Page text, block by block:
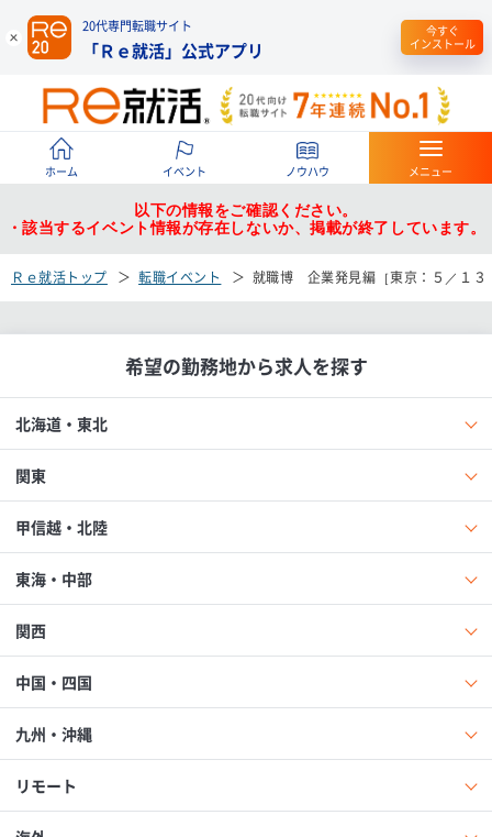
20代専門転職サイト
「Ｒｅ就活」公式アプリ
今すぐ
インストール
ホーム イベント ノウハウ メニュー
以下の情報をご確認ください。
・該当するイベント情報が存在しないか、掲載が終了しています。
Ｒｅ就活トップ 転職イベント 就職博 企業発見編［東京：５／１３
希望の勤務地から求人を探す
北海道・東北
関東
甲信越・北陸
東海・中部
関西
中国・四国
九州・沖縄
リモート